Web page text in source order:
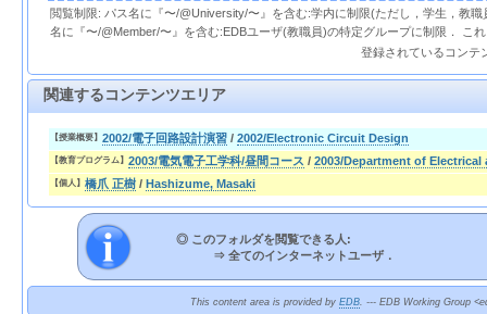
閲覧制限: パス名に『〜/@University/〜』を含む:学内に制限(ただし，学生，教
名に『〜/@Member/〜』を含む:EDBユーザ(教職員)の特定グループに制限． こ
登録されているコンテ
関連するコンテンツエリア
【授業概要】 2002/電子回路設計演習 / 2002/Electronic Circuit Design
【教育プログラム】 2003/電気電子工学科/昼間コース / 2003/Department of
【個人】 橋爪 正樹 / Hashizume, Masaki
◎ このフォルダを閲覧できる人:
⇒ 全てのインターネットユーザ．
This content area is provided by EDB. --- EDB Working Group